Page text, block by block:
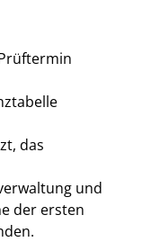
das
und
der ersten